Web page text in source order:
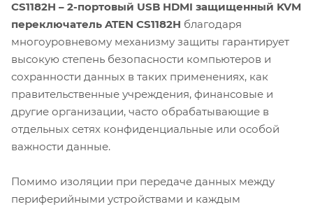
CS1182H – 2-портовый USB HDMI защищенный KVM
переключатель ATEN CS1182H благодаря
многоуровневому механизму защиты гарантирует
высокую степень безопасности компьютеров и
сохранности данных в таких применениях, как
правительственные учреждения, финансовые и
другие организации, часто обрабатывающие в
отдельных сетях конфиденциальные или особой
важности данные.
Помимо изоляции при передаче данных между
периферийными устройствами и каждым